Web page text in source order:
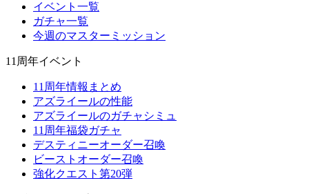
イベント一覧
ガチャ一覧
今週のマスターミッション
11周年イベント
11周年情報まとめ
アズライールの性能
アズライールのガチャシミュ
11周年福袋ガチャ
デスティニーオーダー召喚
ビーストオーダー召喚
強化クエスト第20弾